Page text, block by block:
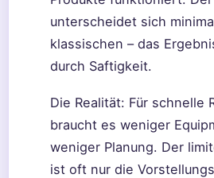
unterscheidet sich
klassischen – das
durch Saftigkeit.
Die Realität: Für schnelle
braucht es weniger
weniger Planung. Der
ist oft nur die